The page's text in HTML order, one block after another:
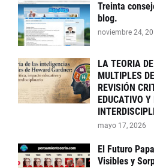
Treinta
blog.
noviembre 24,
LA TEORIA
MULTIPLES
REVISIÓN
EDUCATIVO Y
mayo 17, 2026
El Futuro
Visibles y